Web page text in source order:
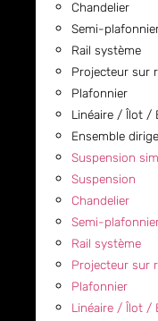
Chandelier
Semi-
Rail système
Projecteur sur
Plafonnier
Linéaire / Îlot /
Ensemble
Suspension
Suspension
Chandelier
Semi-
Rail système
Projecteur sur
Plafonnier
Linéaire / Îlot /